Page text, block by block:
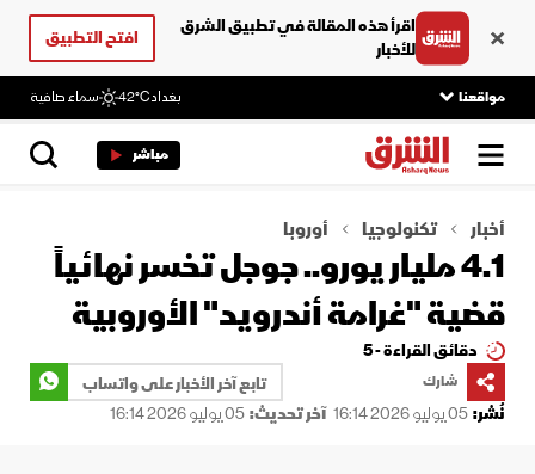
اقرأ هذه المقالة في تطبيق الشرق
للأخبار
افتح التطبيق
مواقعنا بغداد42°C سماء صافية
مباشر
أخبار تكنولوجيا أوروبا
4.1 مليار يورو.. جوجل تخسر نهائياً
قضية "غرامة أندرويد" الأوروبية
دقائق القراءة - 5
شارك
تابع آخر الأخبار على واتساب
نُشر:05 يوليو 2026 16:14 آخر تحديث:05 يوليو 2026 16:14